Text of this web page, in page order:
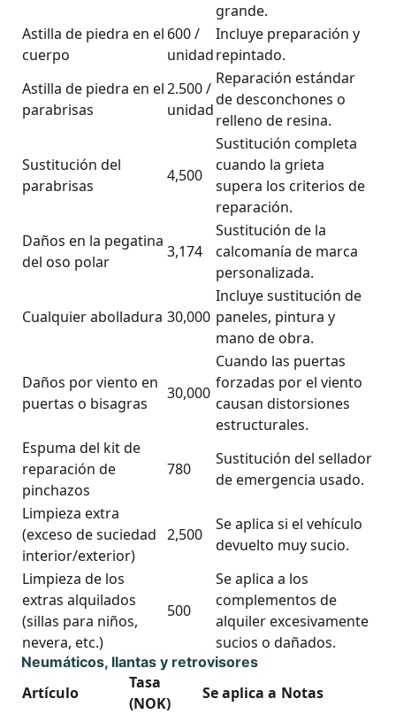
grande.
Astilla de piedra en el
cuerpo
600 /
unidad
Incluye preparación y
repintado.
Astilla de piedra en el
parabrisas
2.500 /
unidad
Reparación estándar
de desconchones o
relleno de resina.
Sustitución del
parabrisas
4,500
Sustitución completa
cuando la grieta
supera los criterios de
reparación.
Daños en la pegatina
del oso polar
3,174
Sustitución de la
calcomanía de marca
personalizada.
Cualquier abolladura 30,000
Incluye sustitución de
paneles, pintura y
mano de obra.
Daños por viento en
puertas o bisagras
30,000
Cuando las puertas
forzadas por el viento
causan distorsiones
estructurales.
Espuma del kit de
reparación de
pinchazos
780
Sustitución del sellador
de emergencia usado.
Limpieza extra
(exceso de suciedad
interior/exterior)
2,500
Se aplica si el vehículo
devuelto muy sucio.
Limpieza de los
extras alquilados
(sillas para niños,
nevera, etc.)
500
Se aplica a los
complementos de
alquiler excesivamente
sucios o dañados.
Neumáticos, llantas y retrovisores
Artículo
Tasa
(NOK)
Se aplica a Notas